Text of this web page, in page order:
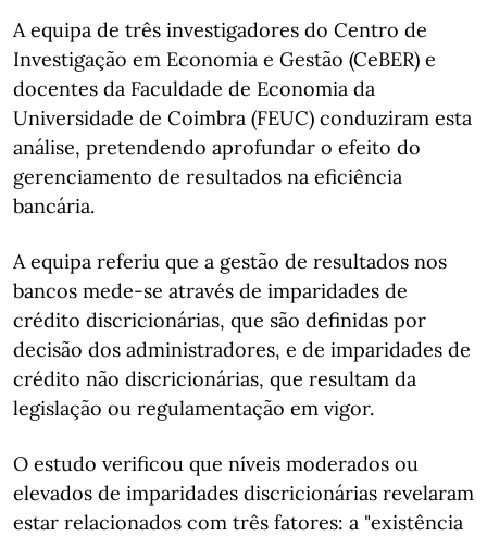
A equipa de três investigadores do Centro de
Investigação em Economia e Gestão (CeBER) e
docentes da Faculdade de Economia da
Universidade de Coimbra (FEUC) conduziram esta
análise, pretendendo aprofundar o efeito do
gerenciamento de resultados na eficiência
bancária.
A equipa referiu que a gestão de resultados nos
bancos mede-se através de imparidades de
crédito discricionárias, que são definidas por
decisão dos administradores, e de imparidades de
crédito não discricionárias, que resultam da
legislação ou regulamentação em vigor.
O estudo verificou que níveis moderados ou
elevados de imparidades discricionárias revelaram
estar relacionados com três fatores: a "existência